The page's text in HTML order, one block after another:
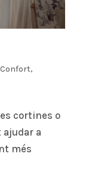
Confort,
cortines o
ajudar a
més